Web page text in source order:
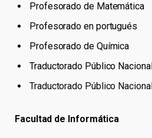
Profesorado de Matemática
Profesorado en portugués
Profesorado de Química
Traductorado Público
Traductorado Público
Facultad de Informática